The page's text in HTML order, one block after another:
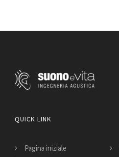
QUICK LINK
Pagina iniziale